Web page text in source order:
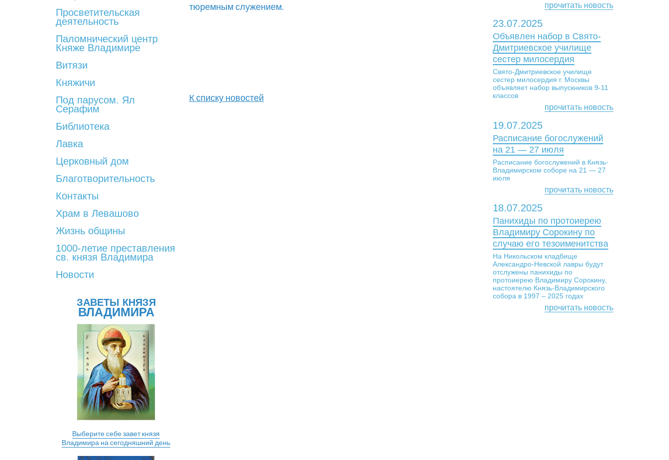
Просветительская
деятельность
Паломнический центр
Княже Владимире
Витязи
Княжичи
Под парусом. Ял
Серафим
Библиотека
Лавка
Церковный дом
Благотворительность
Контакты
Храм в Левашово
Жизнь общины
1000-летие преставления
св. князя Владимира
Новости
ЗАВЕТЫ КНЯЗЯ
ВЛАДИМИРА
Выберите себе завет князя
Владимира на сегодняшний день
тюремным служением.
К списку новостей
прочитать новость
23.07.2025
Объявлен набор в Свято-
Дмитриевское училище
сестер милосердия
Свято-Дмитриевское училище
сестер милосердия г. Москвы
объявляет набор выпускников 9-11
классов
прочитать новость
19.07.2025
Расписание богослужений
на 21 — 27 июля
Расписание богослужений в Князь-
Владимирском соборе на 21 — 27
июля
прочитать новость
18.07.2025
Панихиды по протоиерею
Владимиру Сорокину по
случаю его тезоименитства
На Никольском кладбище
Александро-Невской лавры будут
отслужены панихиды по
протоиерею Владимиру Сорокину,
настоятелю Князь-Владимирского
собора в 1997 – 2025 годах
прочитать новость